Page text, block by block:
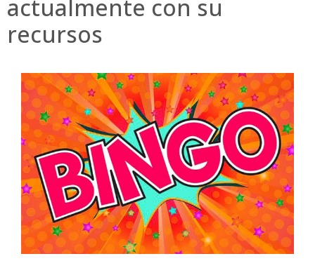
actualmente con su
recursos